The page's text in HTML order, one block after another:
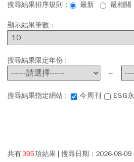
搜尋結果排序規則： 最新 最相關
顯示結果筆數：
搜尋結果限定年份 :
~
搜尋結果指定網站 : 今周刊 ESG
共有395項結果 搜尋日期： 2026-08-09